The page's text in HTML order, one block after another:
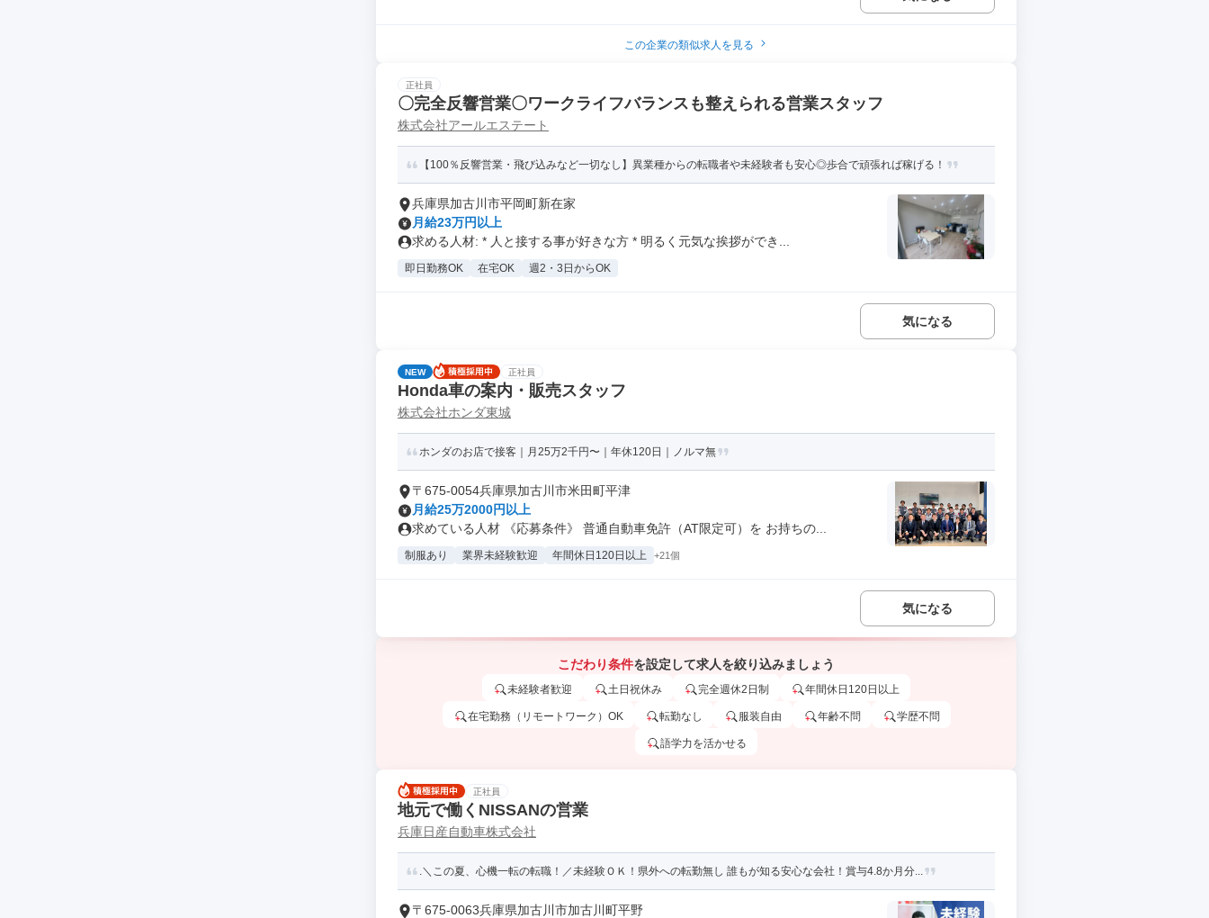
この企業の類似求人を見る
正社員
〇完全反響営業〇ワークライフバランスも整えられる営業スタッフ
株式会社アールエステート
【100％反響営業・飛び込みなど一切なし】異業種からの転職者や未経験者も安心◎歩合で頑張れば稼げる！
兵庫県加古川市平岡町新在家
月給23万円以上
求める人材: * 人と接する事が好きな方 * 明るく元気な挨拶ができ...
即日勤務OK 在宅OK 週2・3日からOK
気になる
NEW 正社員
Honda車の案内・販売スタッフ
株式会社ホンダ東城
ホンダのお店で接客｜月25万2千円〜｜年休120日｜ノルマ無
〒675-0054兵庫県加古川市米田町平津
月給25万2000円以上
求めている人材 《応募条件》 普通自動車免許（AT限定可）を お持ちの...
制服あり 業界未経験歓迎 年間休日120日以上 +21個
気になる
こだわり条件を設定して求人を絞り込みましょう
未経験者歓迎 土日祝休み 完全週休2日制 年間休日120日以上
在宅勤務（リモートワーク）OK 転勤なし 服装自由 年齢不問 学歴不問
語学力を活かせる
正社員
地元で働くNISSANの営業
兵庫日産自動車株式会社
.＼この夏、心機一転の転職！／未経験ＯＫ！県外への転勤無し 誰もが知る安心な会社！賞与4.8か月分...
〒675-0063兵庫県加古川市加古川町平野